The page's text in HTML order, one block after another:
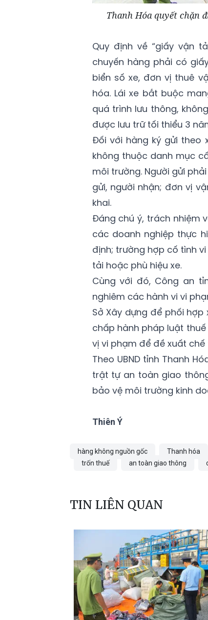
Thanh Hóa quyết chặn
Quy định về “giấy vận
chuyến hàng phải có
biển số xe, đơn vị thuê
hóa. Lái xe bắt buộc
quá trình lưu thông,
được lưu trữ tối thiểu 3
Đối với hàng ký gửi theo
không thuộc danh mục
môi trường. Người gửi
gửi, người nhận; đơn vị
khai.
Đáng chú ý, trách nhiệm
các doanh nghiệp thực
định; trường hợp cố tình
tải hoặc phù hiệu xe.
Cùng với đó, Công an
nghiêm các hành vi vi
Sở Xây dựng để phối
chấp hành pháp luật
vị vi phạm để đề xuất chế
Theo UBND tỉnh Thanh
trật tự an toàn giao
bảo vệ môi trường kinh
Thiên Ý
hàng không nguồn gốc Thanh hóa
trốn thuế
an toàn giao thông
TIN LIÊN QUAN